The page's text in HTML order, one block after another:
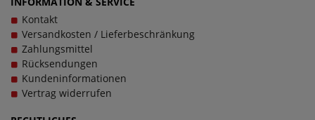
Kontakt
Versandkosten / Lieferbeschränkung
Zahlungsmittel
Rücksendungen
Kundeninformationen
Vertrag widerrufen